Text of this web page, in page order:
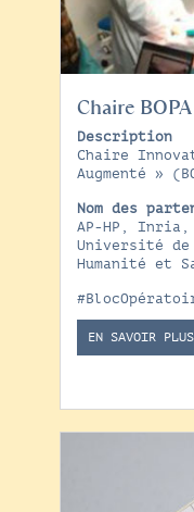
Chaire BOPA
Description
Chaire
Augmenté »
Nom des
AP-HP,
Université
Humanité et
EN SAVOIR PLUS